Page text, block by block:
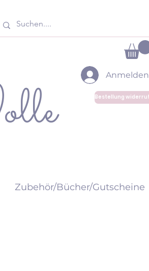
Anmelden
Zubehör/Bücher/Gutscheine